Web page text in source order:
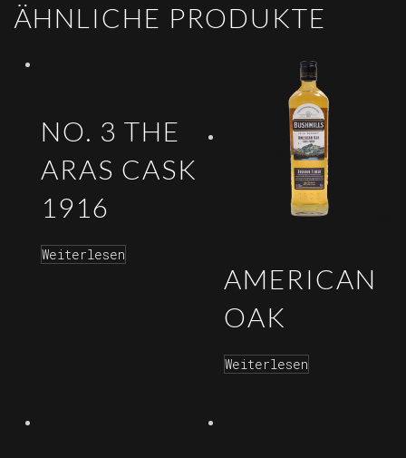
ÄHNLICHE PRODUKTE
NO. 3 THE
ARAS CASK
1916
Weiterlesen
AMERICAN
OAK
Weiterlesen